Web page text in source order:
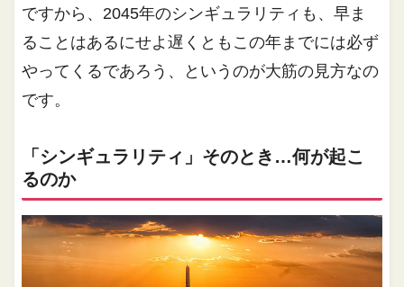
ですから、2045年のシンギュラリティも、早ま
ることはあるにせよ遅くともこの年までには必ず
やってくるであろう、というのが大筋の見方なの
です。
「シンギュラリティ」そのとき…何が起こ
るのか